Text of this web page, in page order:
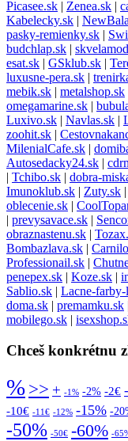
Picasee.sk | Zenea.sk |
Kabelecky.sk |
pasky-remienky.sk |
budchlap.sk |
esat.sk | GSklub.sk |
luxusne-pera.sk |
mebik.sk | metalshop.sk
omegamarine.sk |
Luxivo.sk | Navlas.sk |
zoohit.sk |
MilenialCafe.sk |
Autosedacky24.sk |
| Tchibo.sk | dobra-
Imunoklub.sk | Zuty.sk |
oblecenie.sk |
| prevysavace.sk |
obraznastenu.sk |
Bombazlava.sk |
Professionail.sk |
penepex.sk | Koze.sk |
Sablio.sk | Lacne-
doma.sk | premamku.sk
mobilego.sk |
Chceš konkrétnu
%>> + -1% -2% -2€
-10€ -11€ -12% -15% -
-50% -50€ -60% -